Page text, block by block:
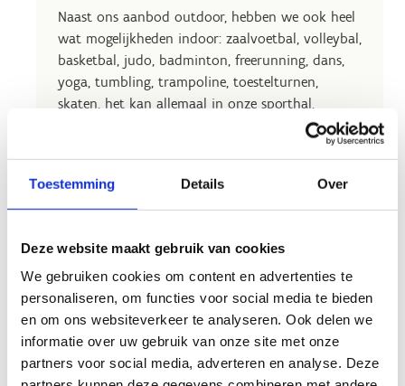
Toestemming Details Over
Deze website maakt gebruik van cookies
We gebruiken cookies om content en advertenties te
personaliseren, om functies voor social media te bieden
en om ons websiteverkeer te analyseren. Ook delen we
informatie over uw gebruik van onze site met onze
partners voor social media, adverteren en analyse. Deze
Naast ons aanbod outdoor, hebben we ook heel
wat mogelijkheden indoor: zaalvoetbal, volleybal,
basketbal, judo, badminton, freerunning, dans,
yoga, tumbling, trampoline, toestelturnen,
skaten, het kan allemaal in onze sporthal.
Naast het sporten is er natuurlijk ook ruimte
voor ontspanning. Onder het motto"doe eens
wat anders
kan je nieuwe uitdagingen
ontdekken: trek er op uit naar Mechelen waar je
en dierenpark Planckendael kan vinden.